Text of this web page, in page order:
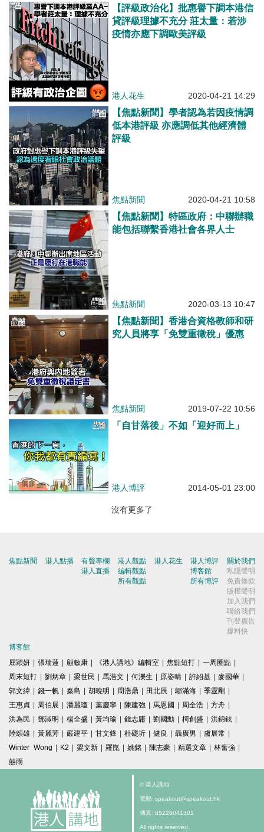
【評級政治化】批惠譽下調本港信
貸評級理據不充分 莊太量：若涉
疫情亦應下調歐美評級
港人花生 2020-04-21 14:29
【焦點新聞】學者認為若因疫情調
低本港評級 亦應調低其他經濟體
評級
焦點新聞 2020-04-21 10:58
【焦點新聞】特區政府：中聯辦職
能包括聯繫香港社會各界人士
焦點新聞 2020-03-13 10:47
【焦點新聞】香港合資格教師和研
究人員將享「免雙重徵稅」優惠
焦點新聞 2019-07-22 10:56
「自甘落後」不如「迎好而上」
港人博評 2014-05-01 23:00
沒有更多了
焦點新聞 港人點播
有聲專欄
港人直播
港人觀點
編輯觀點
所有觀點
港人花生
港人博評
博客館
所有博評
關於我們
私隱聲明
免責條款
版權聲明
加入我們
聯絡我們
刊登廣告
爆料快
博客館
屈穎妍 | 張瑞蓮 | 顧敏康 | 《港人講地》編輯室 | 焦點短打 | 一周圈點 |
周末短打 | 劉炳章 | 梁世民 | 馬浩文 | 何濼生 | 原姿晴 | 許紹基 | 麥國華 |
郭文緯 | 錢一帆 | 秦島 | 胡曉明 | 周浩鼎 | 田北辰 | 鄔滿海 | 季霆剛 |
王惠貞 | 周伯展 | 潘麗瓊 | 葉慶寧 | 陳建強 | 馬恩國 | 周全浩 | 方舟 |
洪為民 | 鄧淑明 | 楊全盛 | 黃均瑜 | 錢志庸 | 劉國勳 | 柯創盛 | 洪錦鉉 |
陸頌雄 | 黃麗芳 | 嚴建平 | 甘文鋒 | 杜礎圻 | 健良 | 聶廣男 | 盧展常 |
Winter Wong | K2 | 梁文新 | 羅崑 | 姚銘 | 陳志豪 | 精選文章 | 林奮強 |
囍雨
© 港人講地
電郵: speakout@speakout.hk
傳真: 85228041301
All rights reserved.